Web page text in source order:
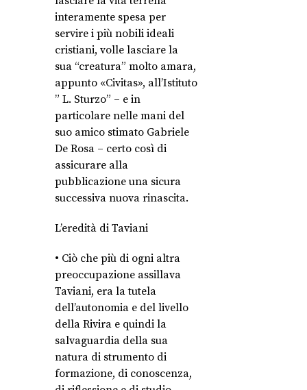
interamente spesa per
servire i più nobili ideali
cristiani, volle lasciare la
sua “creatura” molto amara,
appunto «Civitas», all’Istituto
” L. Sturzo” – e in
particolare nelle mani del
suo amico stimato Gabriele
De Rosa – certo così di
assicurare alla
pubblicazione una sicura
successiva nuova rinascita.
L’eredità di Taviani
• Ciò che più di ogni altra
preoccupazione assillava
Taviani, era la tutela
dell’autonomia e del livello
della Rivira e quindi la
salvaguardia della sua
natura di strumento di
formazione, di conoscenza,